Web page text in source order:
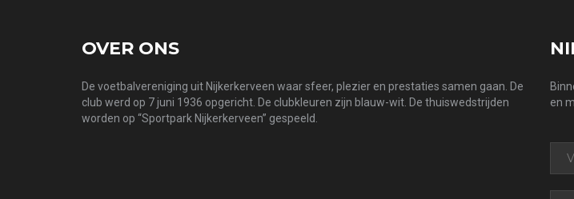
OVER ONS
De voetbalvereniging uit Nijkerkerveen waar sfeer, plezier en prestaties samen gaan. De
club werd op 7 juni 1936 opgericht. De clubkleuren zijn blauw-wit. De thuiswedstrijden
worden op “Sportpark Nijkerkerveen” gespeeld.
en